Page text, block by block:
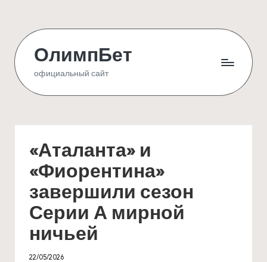
content
ОлимпБет
официальный сайт
«Аталанта» и
«Фиорентина»
завершили сезон
Серии А мирной
ничьей
22/05/2026